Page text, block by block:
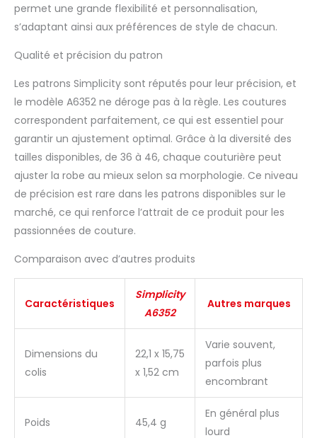
permet une grande flexibilité et personnalisation,
s’adaptant ainsi aux préférences de style de chacun.
Qualité et précision du patron
Les patrons Simplicity sont réputés pour leur précision, et
le modèle A6352 ne déroge pas à la règle. Les coutures
correspondent parfaitement, ce qui est essentiel pour
garantir un ajustement optimal. Grâce à la diversité des
tailles disponibles, de 36 à 46, chaque couturière peut
ajuster la robe au mieux selon sa morphologie. Ce niveau
de précision est rare dans les patrons disponibles sur le
marché, ce qui renforce l’attrait de ce produit pour les
passionnées de couture.
Comparaison avec d’autres produits
Caractéristiques
Simplicity
A6352
Autres marques
Dimensions du
colis
22,1 x 15,75
x 1,52 cm
Varie souvent,
parfois plus
encombrant
Poids 45,4 g
En général plus
lourd